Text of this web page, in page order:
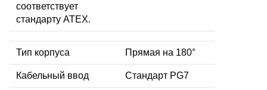
соответствует
стандарту ATEX.
Тип корпуса Прямая на 180°
Кабельный ввод Стандарт PG7